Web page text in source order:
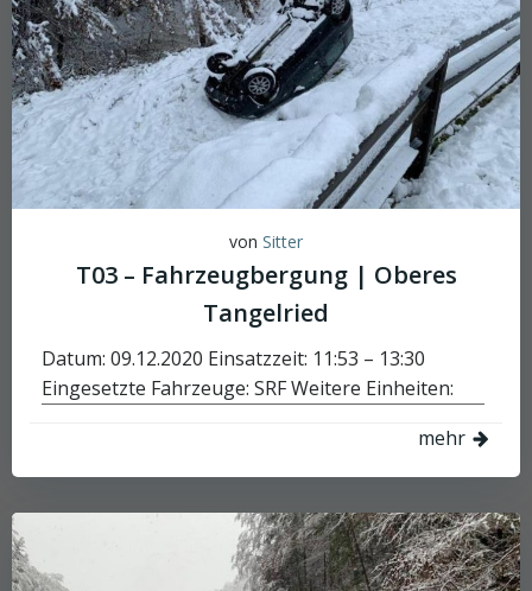
von Sitter
T03 – Fahrzeugbergung | Oberes
Tangelried
Datum: 09.12.2020 Einsatzzeit: 11:53 – 13:30
Eingesetzte Fahrzeuge: SRF Weitere Einheiten:
mehr